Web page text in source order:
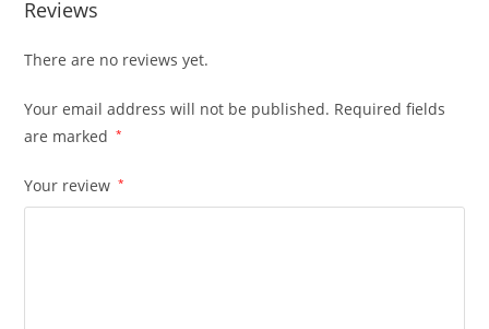
Reviews
There are no reviews yet.
Your email address will not be published. Required fields
are marked
*
Your review *